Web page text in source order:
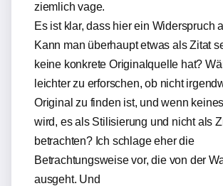
ziemlich vage.
Es ist klar, dass hier ein Widerspruch
Kann man überhaupt etwas als Zitat
keine konkrete Originalquelle hat?
leichter zu erforschen, ob nicht
Original zu finden ist, und wenn
wird, es als Stilisierung und nicht als
betrachten? Ich schlage eher die
Betrachtungsweise vor, die von der
ausgeht. Und